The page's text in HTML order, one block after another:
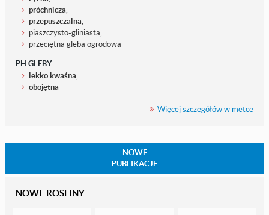
próchnicza
przepuszczalna
piaszczysto-gliniasta,
przeciętna gleba ogrodowa
PH GLEBY
lekko kwaśna
obojętna
Więcej szczegółów w metce
NOWE
PUBLIKACJE
NOWE ROŚLINY